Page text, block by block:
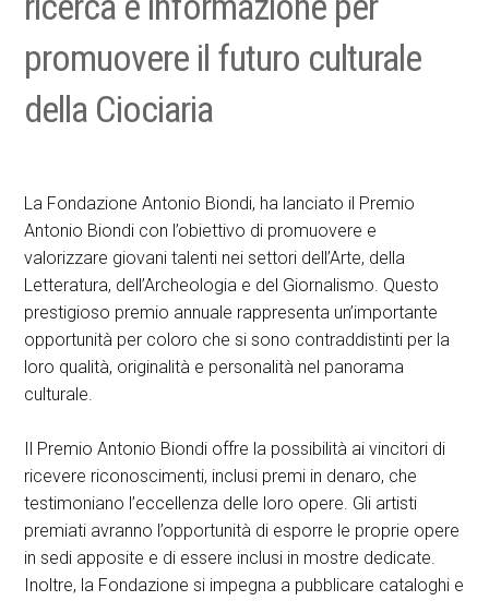
promuovere il futuro culturale
della Ciociaria
La Fondazione Antonio Biondi, ha lanciato il Premio
Antonio Biondi con l’obiettivo di promuovere e
valorizzare giovani talenti nei settori dell’Arte, della
Letteratura, dell’Archeologia e del Giornalismo. Questo
prestigioso premio annuale rappresenta un’importante
opportunità per coloro che si sono contraddistinti per la
loro qualità, originalità e personalità nel panorama
culturale.
Il Premio Antonio Biondi offre la possibilità ai vincitori di
ricevere riconoscimenti, inclusi premi in denaro, che
testimoniano l’eccellenza delle loro opere. Gli artisti
premiati avranno l’opportunità di esporre le proprie opere
in sedi apposite e di essere inclusi in mostre dedicate.
Inoltre, la Fondazione si impegna a pubblicare cataloghi e